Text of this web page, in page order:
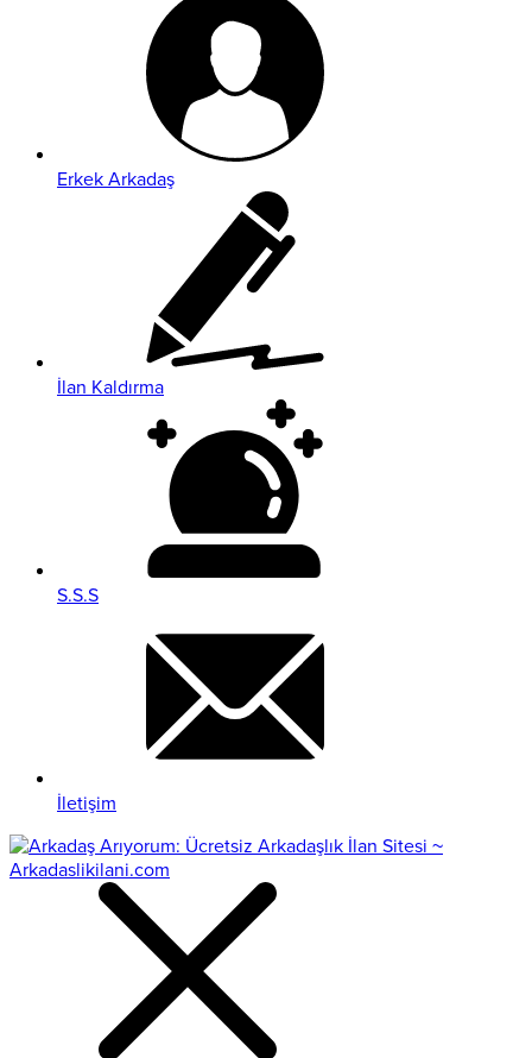
Erkek Arkadaş
İlan Kaldırma
S.S.S
İletişim